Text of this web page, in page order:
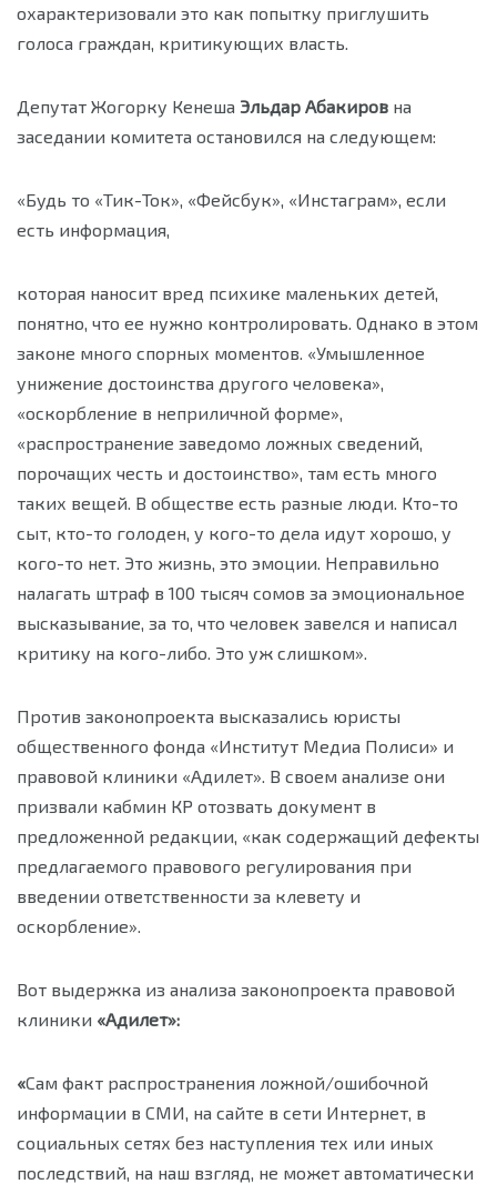
охарактеризовали это как попытку приглушить
голоса граждан, критикующих власть.
Депутат Жогорку Кенеша Эльдар Абакиров на
заседании комитета остановился на следующем:
«Будь то «Тик-Ток», «Фейсбук», «Инстаграм», если
есть информация,
которая наносит вред психике маленьких детей,
понятно, что ее нужно контролировать. Однако в этом
законе много спорных моментов. «Умышленное
унижение достоинства другого человека»,
«оскорбление в неприличной форме»,
«распространение заведомо ложных сведений,
порочащих честь и достоинство», там есть много
таких вещей. В обществе есть разные люди. Кто-то
сыт, кто-то голоден, у кого-то дела идут хорошо, у
кого-то нет. Это жизнь, это эмоции. Неправильно
налагать штраф в 100 тысяч сомов за эмоциональное
высказывание, за то, что человек завелся и написал
критику на кого-либо. Это уж слишком».
Против законопроекта высказались юристы
общественного фонда «Институт Медиа Полиси» и
правовой клиники «Адилет». В своем анализе они
призвали кабмин КР отозвать документ в
предложенной редакции, «как содержащий дефекты
предлагаемого правового регулирования при
введении ответственности за клевету и
оскорбление».
Вот выдержка из анализа законопроекта правовой
клиники «Адилет»:
«Сам факт распространения ложной/ошибочной
информации в СМИ, на сайте в сети Интернет, в
социальных сетях без наступления тех или иных
последствий, на наш взгляд, не может автоматически